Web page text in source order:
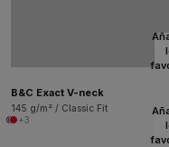
B&C Exact V-neck
145 g/m² / Classic Fit
+3